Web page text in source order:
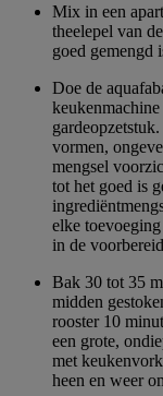
Mix in een
theelepel van
goed gemengd
Doe de
vormen,
mengsel
tot het goed is
elke
in de
Bak 30 tot 35
midden
rooster 10
een grote,
met
heen en weer